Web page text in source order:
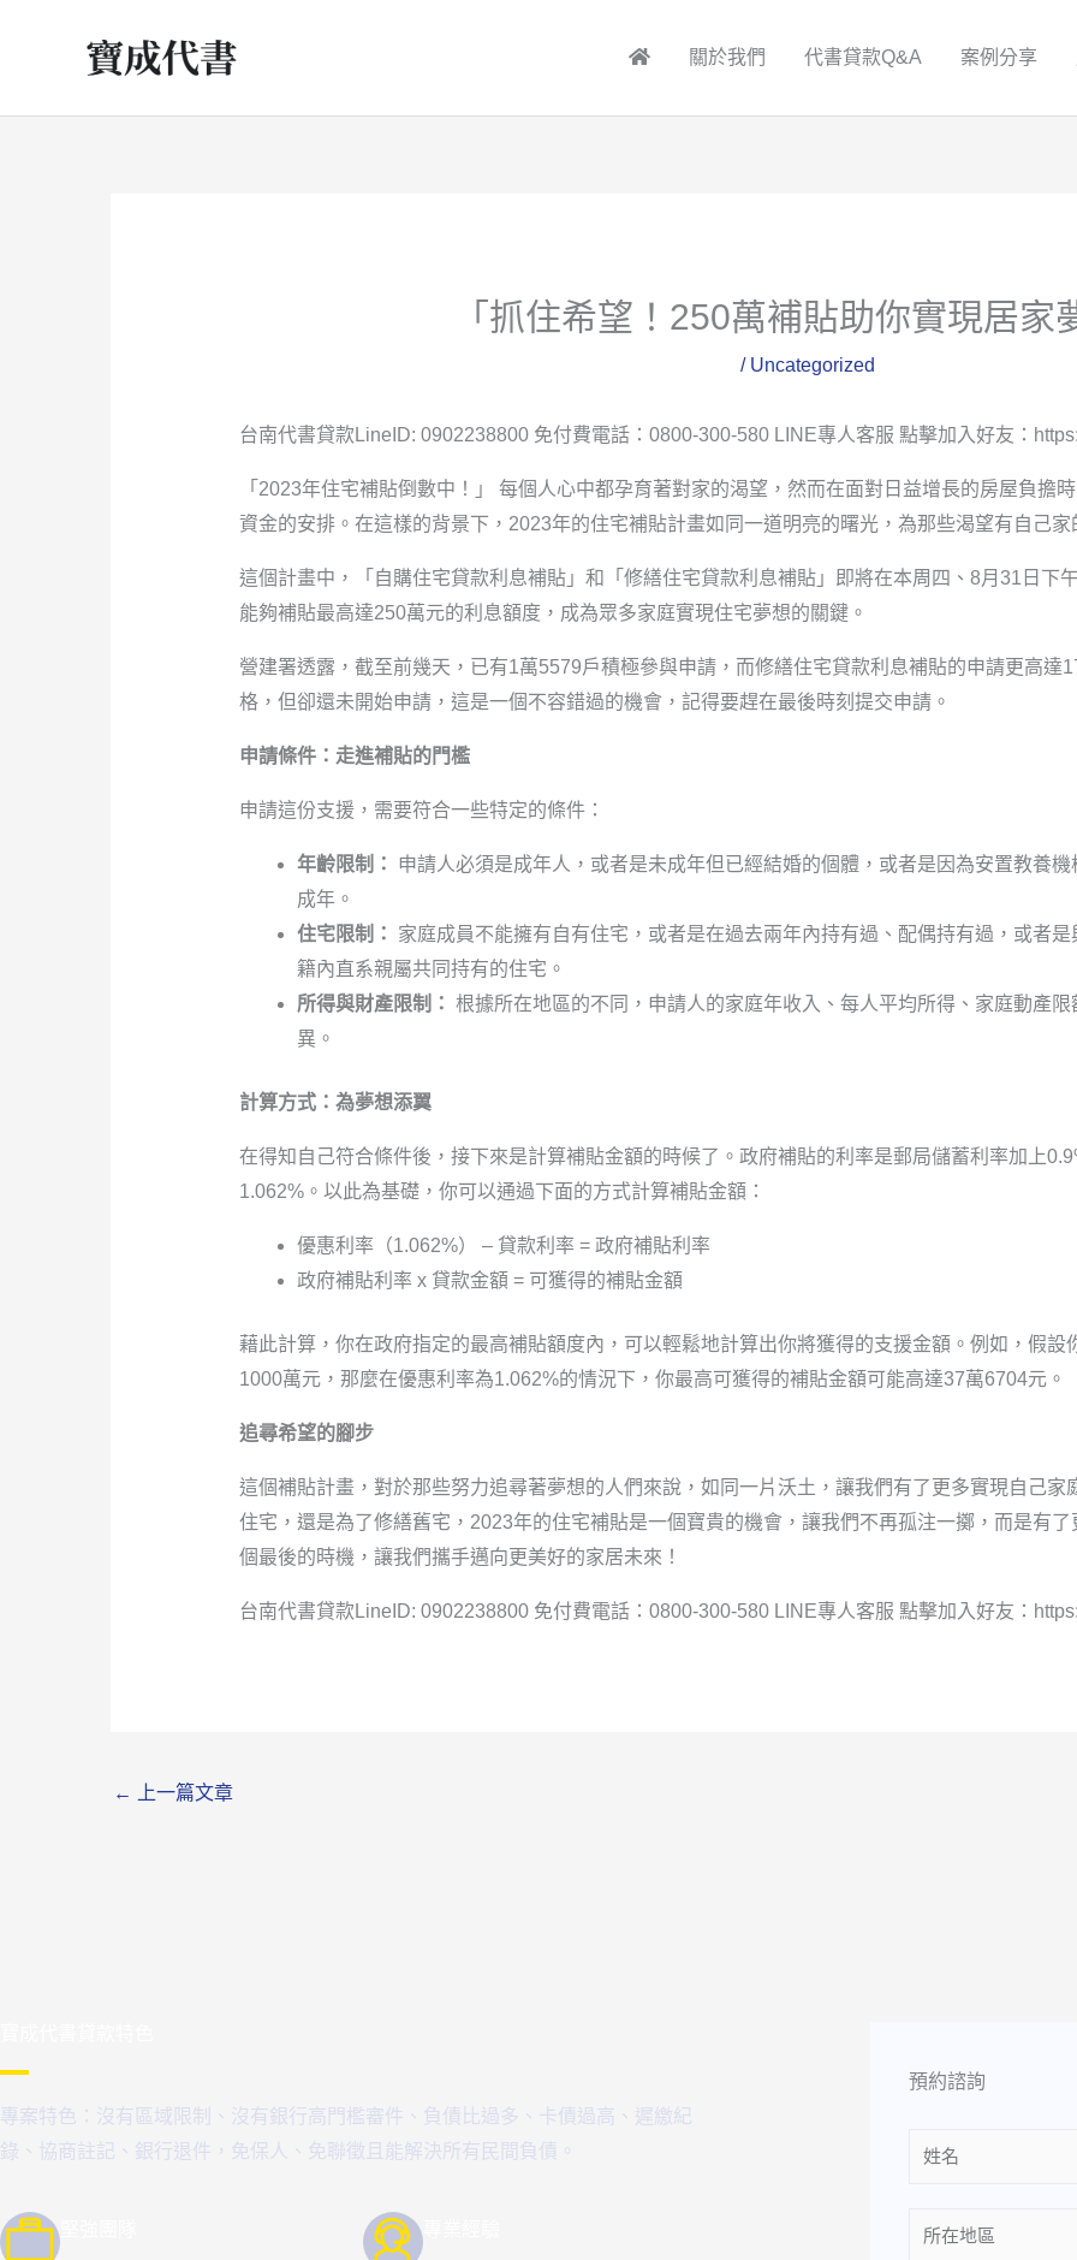
要
關於我們 代書貸款Q&A 案例分享
「抓住希望！250萬補貼助你實現居家
/ Uncategorized
台南代書貸款LineID: 0902238800 免付費電話：0800-300-580 LINE專人客服 點擊加入好友：
「2023年住宅補貼倒數中！」 每個人心中都孕育著對家的渴望，然而在面對日益增長的房屋負擔
資金的安排。在這樣的背景下，2023年的住宅補貼計畫如同一道明亮的曙光，為那些渴望有自己家
這個計畫中，「自購住宅貸款利息補貼」和「修繕住宅貸款利息補貼」即將在本周四、8月31日下
能夠補貼最高達250萬元的利息額度，成為眾多家庭實現住宅夢想的關鍵。
營建署透露，截至前幾天，已有1萬5579戶積極參與申請，而修繕住宅貸款利息補貼的申請更高達
格，但卻還未開始申請，這是一個不容錯過的機會，記得要趕在最後時刻提交申請。
申請條件：走進補貼的門檻
申請這份支援，需要符合一些特定的條件：
年齡限制：
申請人必須是成年人，或者是未成年但已經結婚的個體，或者是因為安置教養
成年。
住宅限制：
家庭成員不能擁有自有住宅，或者是在過去兩年內持有過、配偶持有過，或者
籍內直系親屬共同持有的住宅。
所得與財產限制： 根據所在地區的不同，申請人的家庭年收入、每人平均所得、家庭動產
異。
計算方式：為夢想添翼
在得知自己符合條件後，接下來是計算補貼金額的時候了。政府補貼的利率是郵局儲蓄利率加上
1.062%。以此為基礎，你可以通過下面的方式計算補貼金額：
優惠利率（1.062%） – 貸款利率 = 政府補貼利率
政府補貼利率 x 貸款金額 = 可獲得的補貼金額
藉此計算，你在政府指定的最高補貼額度內，可以輕鬆地計算出你將獲得的支援金額。例如，假設
1000萬元，那麼在優惠利率為1.062%的情況下，你最高可獲得的補貼金額可能高達37萬6704元。
追尋希望的腳步
這個補貼計畫，對於那些努力追尋著夢想的人們來說，如同一片沃土，讓我們有了更多實現自己家
住宅，還是為了修繕舊宅，2023年的住宅補貼是一個寶貴的機會，讓我們不再孤注一擲，而是有
個最後的時機，讓我們攜手邁向更美好的家居未來！
台南代書貸款LineID: 0902238800 免付費電話：0800-300-580 LINE專人客服 點擊加入好友：
← 上一篇文章
專案特色：沒有區域限制、沒有銀行高門檻審件、負債比過多、卡債過高、遲繳紀
錄、協商註記、銀行退件，免保人、免聯徵且能解決所有民間負債。
預約諮詢
Name
Location